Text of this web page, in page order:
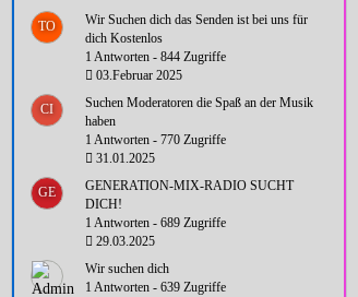
TO
Wir Suchen dich das Senden ist bei uns für
dich Kostenlos
1 Antworten - 844 Zugriffe
03.Februar 2025
CI
Suchen Moderatoren die Spaß an der Musik
haben
1 Antworten - 770 Zugriffe
31.01.2025
GE
GENERATION-MIX-RADIO SUCHT
DICH!
1 Antworten - 689 Zugriffe
29.03.2025
Wir suchen dich
1 Antworten - 639 Zugriffe